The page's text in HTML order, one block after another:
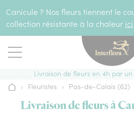
Canicule ? Nos fleurs tiennent le
collection résistante à la chaleur ici
Livraison de fleurs en 4h par
Accueil
› Fleuristes › Pas-de-Calais (62)
Livraison de fleurs à